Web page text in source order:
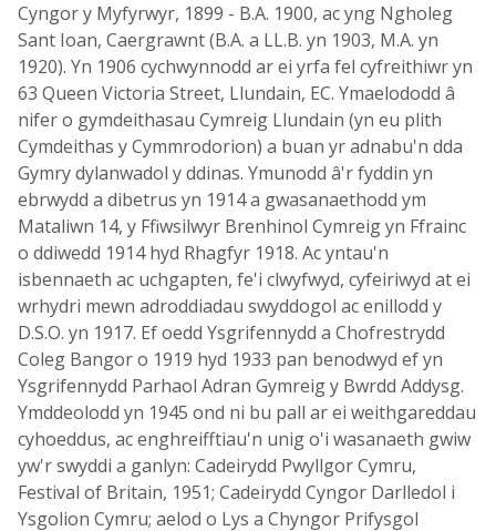
Cyngor y Myfyrwyr, 1899 - B.A. 1900, ac yng Ngholeg
Sant Ioan, Caergrawnt (B.A. a LL.B. yn 1903, M.A. yn
1920). Yn 1906 cychwynnodd ar ei yrfa fel cyfreithiwr yn
63 Queen Victoria Street, Llundain, EC. Ymaelododd â
nifer o gymdeithasau Cymreig Llundain (yn eu plith
Cymdeithas y Cymmrodorion) a buan yr adnabu'n dda
Gymry dylanwadol y ddinas. Ymunodd â'r fyddin yn
ebrwydd a dibetrus yn 1914 a gwasanaethodd ym
Mataliwn 14, y Ffiwsilwyr Brenhinol Cymreig yn Ffrainc
o ddiwedd 1914 hyd Rhagfyr 1918. Ac yntau'n
isbennaeth ac uchgapten, fe'i clwyfwyd, cyfeiriwyd at ei
wrhydri mewn adroddiadau swyddogol ac enillodd y
D.S.O. yn 1917. Ef oedd Ysgrifennydd a Chofrestrydd
Coleg Bangor o 1919 hyd 1933 pan benodwyd ef yn
Ysgrifennydd Parhaol Adran Gymreig y Bwrdd Addysg.
Ymddeolodd yn 1945 ond ni bu pall ar ei weithgareddau
cyhoeddus, ac enghreifftiau'n unig o'i wasanaeth gwiw
yw'r swyddi a ganlyn: Cadeirydd Pwyllgor Cymru,
Festival of Britain, 1951; Cadeirydd Cyngor Darlledol i
Ysgolion Cymru; aelod o Lys a Chyngor Prifysgol